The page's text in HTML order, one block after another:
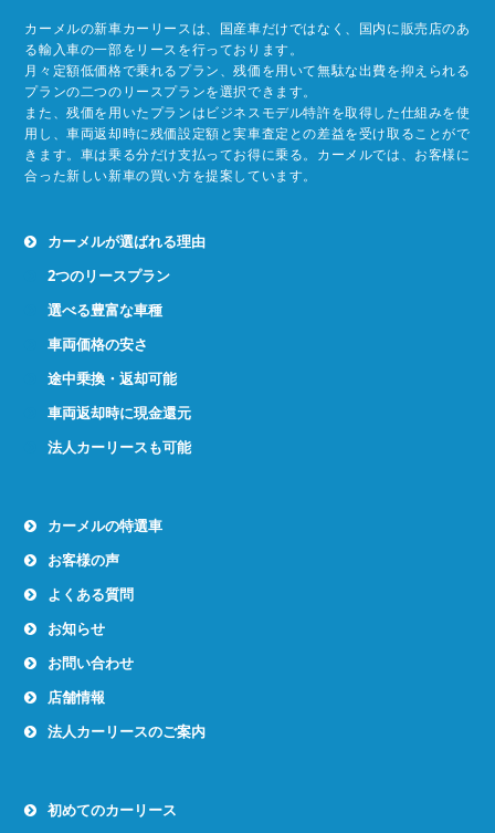
カーメルの新車カーリースは、国産車だけではなく、国内に販売店のあ
る輸入車の一部をリースを行っております。
月々定額低価格で乗れるプラン、残価を用いて無駄な出費を抑えられる
プランの二つのリースプランを選択できます。
また、残価を用いたプランはビジネスモデル特許を取得した仕組みを使
用し、車両返却時に残価設定額と実車査定との差益を受け取ることがで
きます。車は乗る分だけ支払ってお得に乗る。カーメルでは、お客様に
合った新しい新車の買い方を提案しています。
カーメルが選ばれる理由
2つのリースプラン
選べる豊富な車種
車両価格の安さ
途中乗換・返却可能
車両返却時に現金還元
法人カーリースも可能
カーメルの特選車
お客様の声
よくある質問
お知らせ
お問い合わせ
店舗情報
法人カーリースのご案内
初めてのカーリース